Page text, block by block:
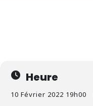
Heure
10 Février 2022 19h00